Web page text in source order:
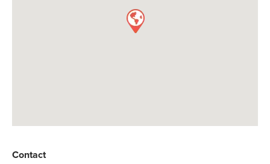
Contact